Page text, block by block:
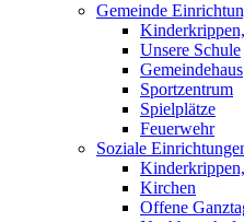
Gemeinde
Unsere Schule
Gemeindehaus
Sportzentrum
Spielplätze
Feuerwehr
Soziale
Kirchen
Offene